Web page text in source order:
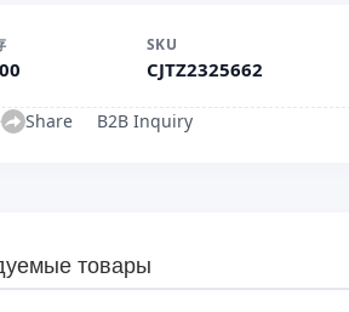
SKU
CJTZ2325662
Share B2B Inquiry
товары